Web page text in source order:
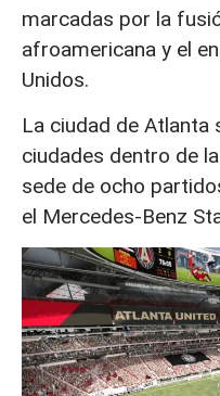
marcadas por la
afroamericana y el
Unidos.
La ciudad de Atlanta
ciudades dentro de
sede de ocho
el Mercedes-Benz